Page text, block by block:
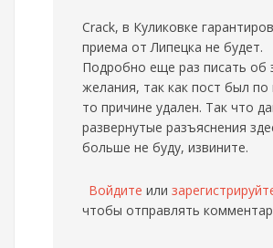
Crack, в Куликовке
приема от Липецка не будет.
Подробно еще раз писать об
желания, так как пост был по
то причине удален. Так что
развернутые разъяснения
больше не буду, извините.
Войдите или
чтобы отправлять